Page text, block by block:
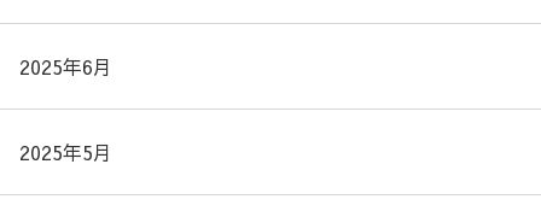
2025年6月
2025年5月